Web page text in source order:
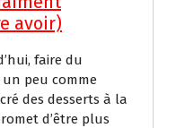
avoir)
faire du
un peu comme
des desserts à la
d’être plus